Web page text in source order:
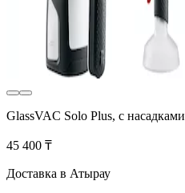
GlassVAC Solo Plus, с насадками
45 400 ₸
Доставка в Атырау